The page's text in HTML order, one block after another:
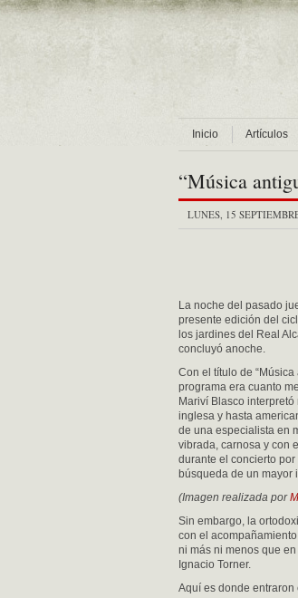
Inicio Artículos
“Música
LUNES, 15
La noche del pasado
presente edición del
los jardines del Real
concluyó anoche.
Con el título de
programa era cuanto
Mariví Blasco
inglesa y hasta
de una especialista en
vibrada, carnosa y con
durante el concierto
búsqueda de un mayor
(Imagen realizada por
Sin embargo, la
con el
ni más ni menos que
Ignacio Torner.
Aquí es donde